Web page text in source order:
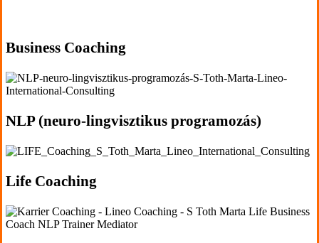
'.get_the_title().'
Business Coaching
'.get_the_title().'
NLP (neuro-lingvisztikus programozás)
'.get_the_title().'
Life Coaching